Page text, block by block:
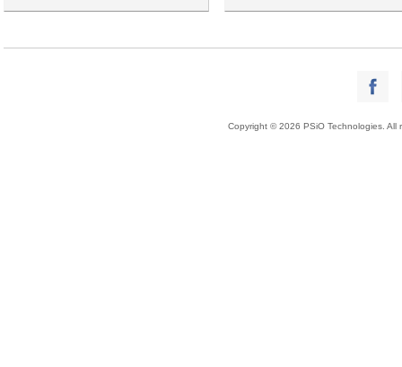
Copyright © 2026 PSiO Technologies. All